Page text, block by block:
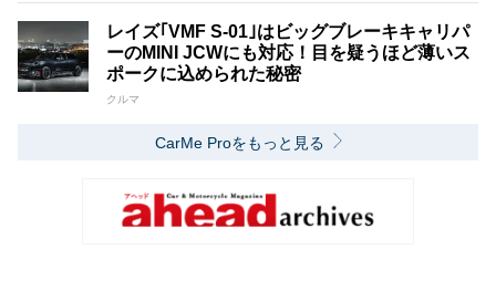
レイズ｢VMF S-01｣はビッグブレーキキャリパ
ーのMINI JCWにも対応！目を疑うほど薄いス
ポークに込められた秘密
クルマ
CarMe Proをもっと見る